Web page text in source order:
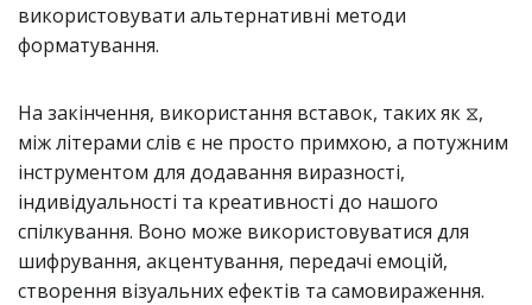
використовувати альтернативні методи
форматування.
На закінчення, використання вставок, таких як ⧖,
між літерами слів є не просто примхою, а потужним
інструментом для додавання виразності,
індивідуальності та креативності до нашого
спілкування. Воно може використовуватися для
шифрування, акцентування, передачі емоцій,
створення візуальних ефектів та самовираження.